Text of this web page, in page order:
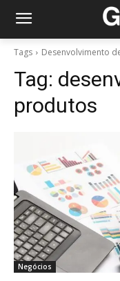
Tags Desenvolvimento
Tag:
produtos
Negócios